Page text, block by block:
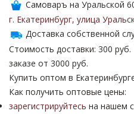
Самоваръ на Уральской
г. Екатеринбург, улица
Доставка собственной
Стоимость доставки: 300
заказе от 3000 руб.
Купить оптом в
Как получить оптовые цены:
зарегистрируйтесь на нашем